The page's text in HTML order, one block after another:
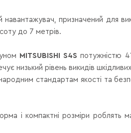
навантажувач, призначений для
до 7 метрів.
MITSUBISHI S4S потужністю
низький рівень викидів
стандартам якості та
і компактні розміри